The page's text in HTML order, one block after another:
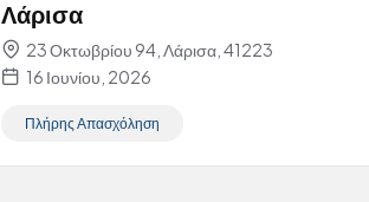
Λάρισα
23 Οκτωβρίου 94, Λάρισα, 41223
16 Ιουνίου, 2026
Πλήρης Απασχόληση